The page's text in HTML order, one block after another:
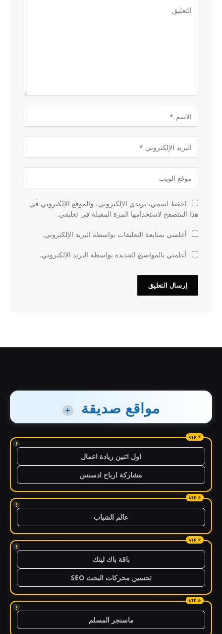
احفظ اسمي، بريدي الإلكتروني، والموقع الإلكتروني في
هذا المتصفح لاستخدامها المرة المقبلة في تعليقي.
أعلمني بمتابعة التعليقات بواسطة البريد الإلكتروني.
أعلمني بالمواضيع الجديدة بواسطة البريد الإلكتروني.
مواقع صديقة +
!
اول اثنين ريادة اعمال
مشاركة ارباح ادسنس
!
عالم الشباب
!
باقة باك لينك
تحسين محركات البحث SEO
!
ماسنجر المسلم